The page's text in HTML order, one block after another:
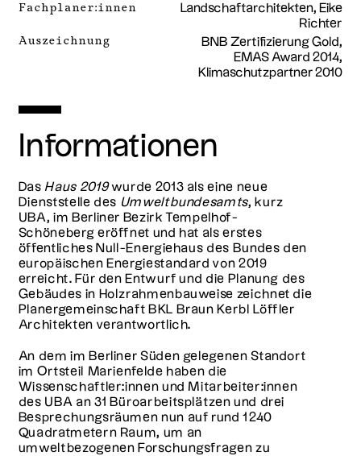
Fachplaner:innen
Landschaftarchitekten, Eike
Richter
Auszeichnung
BNB Zertifizierung Gold,
EMAS Award 2014,
Klimaschutzpartner 2010
Informationen
Das Haus 2019wurde 2013 als eine neue
Dienststelle des Umweltbundesamts, kurz
UBA, im Berliner Bezirk Tempelhof-
Schöneberg eröffnet und hat als erstes
öffentliches Null-Energiehaus des Bundes den
europäischen Energiestandard von 2019
erreicht. Für den Entwurf und die Planung des
Gebäudes in Holzrahmenbauweise zeichnet die
Planergemeinschaft BKL Braun Kerbl Löffler
Architekten verantwortlich.
An dem im Berliner Süden gelegenen Standort
im Ortsteil Marienfelde haben die
Wissenschaftler:innen und Mitarbeiter:innen
des UBA an 31 Büroarbeitsplätzen und drei
Besprechungsräumen nun auf rund 1240
Quadratmetern Raum, um an
umweltbezogenen Forschungsfragen zu